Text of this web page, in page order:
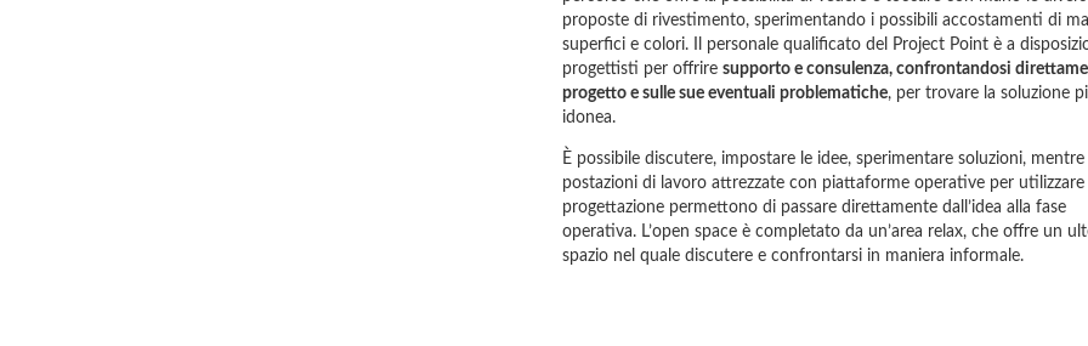
proposte di rivestimento, sperimentando i possibili accostamenti di
superfici e colori. Il personale qualificato del Project Point è a
progettisti per offrire supporto e consulenza, confrontandosi
progetto e sulle sue eventuali problematiche, per trovare la soluzione
idonea.
È possibile discutere, impostare le idee, sperimentare soluzioni,
postazioni di lavoro attrezzate con piattaforme operative per
progettazione permettono di passare direttamente dall’idea alla fase
operativa. L’open space è completato da un’area relax, che offre un
spazio nel quale discutere e confrontarsi in maniera informale.